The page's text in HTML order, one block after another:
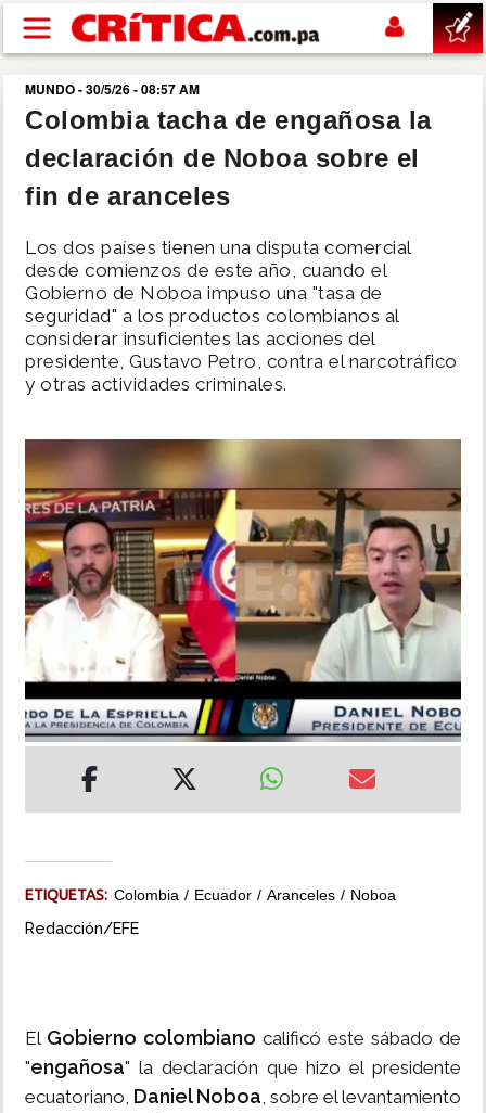
Pasar al contenido principal
buscar
SUCESOS
POLÍTICA
SHOW
MUNDO
INSÓLITAS
MULTIMEDIA
IMPRESO
MUNDO - 30/5/26 - 08:57 AM
Colombia tacha de engañosa la
declaración de Noboa sobre el
fin de aranceles
Los dos países tienen una disputa comercial
desde comienzos de este año, cuando el
Gobierno de Noboa impuso una "tasa de
seguridad" a los productos colombianos al
considerar insuficientes las acciones del
presidente, Gustavo Petro, contra el narcotráfico
y otras actividades criminales.
ETIQUETAS: Colombia Ecuador Aranceles Noboa
Redacción/EFE
El Gobierno colombiano calificó este sábado de
"engañosa" la declaración que hizo el presidente
ecuatoriano, Daniel Noboa, sobre el levantamiento